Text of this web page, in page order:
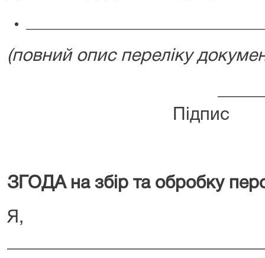
(повний опис переліку
ЗГОДА на збір та обробку
Я,